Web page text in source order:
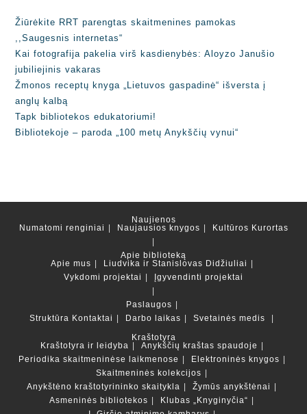
Žiūrėkite RRT parengtas skaitmenines pamokas
,,Saugesnis internetas“
Kai fotografija pakelia virš kasdienybės: Aloyzo Janušio
jubiliejinis vakaras
Žmonos receptų knyga „Lietuvos gaspadinė“ išversta į
anglų kalbą
Tapk bibliotekos edukatoriumi!
Bibliotekoje – paroda „100 metų Anykščių vynui“
Naujienos
Numatomi renginiai
Naujausios knygos Kultūros Kurortas
Apie biblioteką
Apie mus
Liudvika ir Stanislovas Didžiuliai
Vykdomi projektai
Įgyvendinti projektai
Paslaugos
Struktūra Kontaktai Darbo laikas
Svetainės medis
Kraštotyra
Kraštotyra ir leidyba
Anykščių kraštas spaudoje
Periodika skaitmeninėse laikmenose
Elektroninės knygos
Skaitmeninės kolekcijos
Anykštėno kraštotyrininko skaitykla
Žymūs anykštėnai
Asmeninės bibliotekos
Klubas „Knyginyčia“